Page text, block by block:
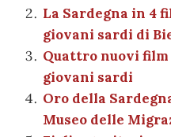
o
k
di
La Sardegna in 4
giovani sardi di
Quattro nuovi
giovani sardi
Oro della
Museo delle